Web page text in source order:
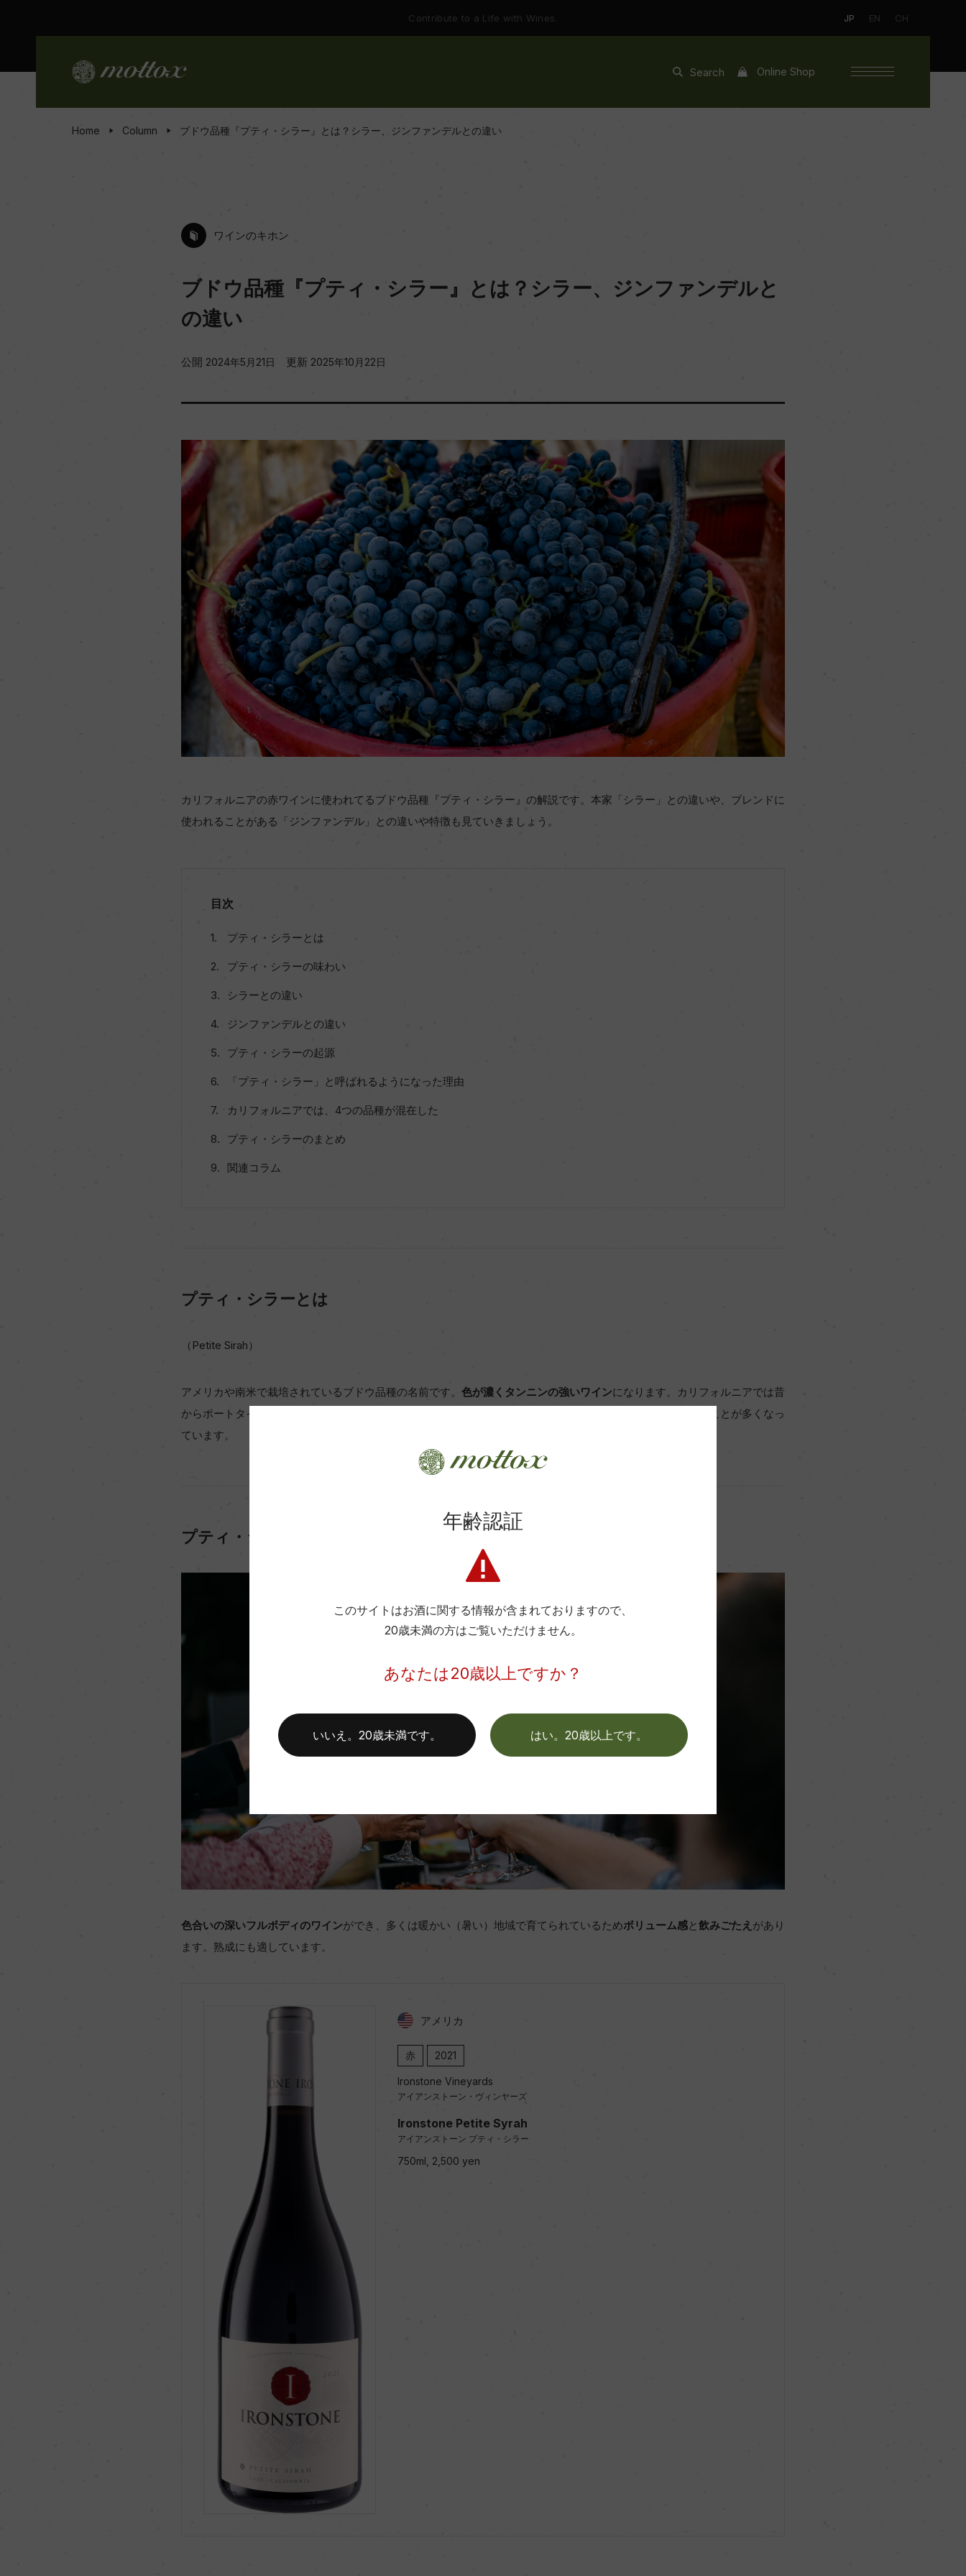
Contribute to a Life with Wines. JP EN CH
Search Online Shop
Home Column ブドウ品種『プティ・シラー』とは？シラー、ジンファンデルとの違い
ワインのキホン
ブドウ品種『プティ・シラー』とは？シラー、ジンファンデルと
の違い
公開 2024年5月21日 更新 2025年10月22日
カリフォルニアの赤ワインに使われてるブドウ品種『プティ・シラー』の解説です。本家「シラー」との違いや、ブレンドに
使われることがある「ジンファンデル」との違いや特徴も見ていきましょう。
目次
プティ・シラーとは
プティ・シラーの味わい
シラーとの違い
ジンファンデルとの違い
プティ・シラーの起源
「プティ・シラー」と呼ばれるようになった理由
カリフォルニアでは、4つの品種が混在した
プティ・シラーのまとめ
関連コラム
プティ・シラーとは
（Petite Sirah）
アメリカや南米で栽培されているブドウ品種の名前です。 色が濃くタンニンの強いワインになります。カリフォルニアでは昔
からポートタイプの酒精強化ワインに使われてきましたが、近年はジンファンデルのワインにブレンドされることが多くなっ
ています。
プティ・シラーの味わい
色合いの深いフルボディのワインができ、多くは暖かい（暑い）地域で育てられているためボリューム感と飲みごたえ があり
ます。熟成にも適しています。
アメリカ
赤 2021
Ironstone Vineyards
アイアンストーン・ヴィンヤーズ
Ironstone Petite Syrah
アイアンストーン プティ・シラー
750ml, 2,500 yen
年齢認証
このサイトはお酒に関する情報が含まれておりますので、
20歳未満の方はご覧いただけません。
あなたは20歳以上ですか？
はい。20歳以上です。
いいえ。20歳未満です。